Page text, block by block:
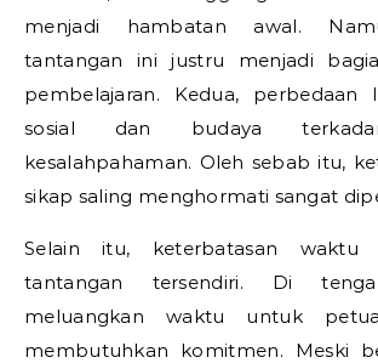
menjadi hambatan awal.
tantangan ini justru menjadi
pembelajaran. Kedua, perbedaan
sosial dan budaya
kesalahpahaman. Oleh sebab itu,
sikap saling menghormati sangat
Selain itu, keterbatasan waktu
tantangan tersendiri. Di
meluangkan waktu untuk
membutuhkan komitmen. Meski